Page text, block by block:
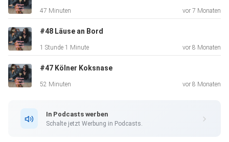
47 Minuten vor 7 Monaten
#48 Läuse an Bord
1 Stunde 1 Minute vor 8 Monaten
#47 Kölner Koksnase
52 Minuten vor 8 Monaten
In Podcasts werben
Schalte jetzt Werbung in Podcasts.